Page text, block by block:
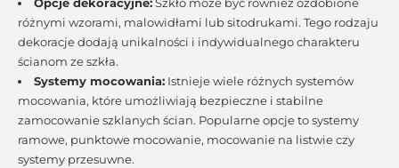
Opcje dekoracyjne:Szkło może być również ozdobione
różnymi wzorami, malowidłami lub sitodrukami. Tego rodzaju
dekoracje dodają unikalności i indywidualnego charakteru
ścianom ze szkła.
Systemy mocowania:Istnieje wiele różnych systemów
mocowania, które umożliwiają bezpieczne i stabilne
zamocowanie szklanych ścian. Popularne opcje to systemy
ramowe, punktowe mocowanie, mocowanie na listwie czy
systemy przesuwne.